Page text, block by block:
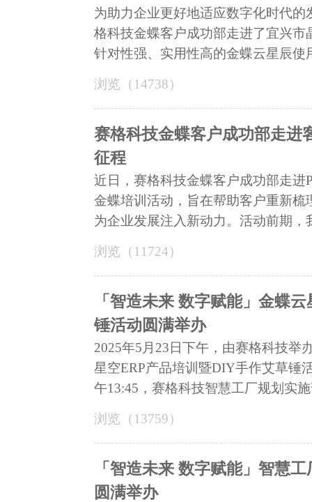
为助力企业更好地适应数字化时代
格科技金蝶客户成功部走进了宜兴
针对性强、实用性高的金蝶云星辰使
浏览（14738）
赛格科技金蝶客户成功部走进
征程
近日，赛格科技金蝶客户成功部走
金蝶培训活动，旨在帮助客户重新
为企业发展注入新动力。活动前期，
浏览（11724）
「智造未来 数字赋能」金蝶
锤活动圆满举办
2025年5月23日下午，由赛格科技举
星空ERP产品培训暨DIY手作艾草锤
午13:45，赛格科技智慧工厂规划实
浏览（13759）
「智造未来 数字赋能」智慧
圆满举办